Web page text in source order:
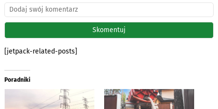
[jetpack-related-posts]
Poradniki